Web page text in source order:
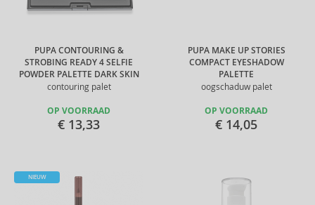
PUPA CONTOURING &
STROBING READY 4 SELFIE
POWDER PALETTE DARK SKIN
contouring palet
OP VOORRAAD
€ 13,33
PUPA MAKE UP STORIES
COMPACT EYESHADOW
PALETTE
oogschaduw palet
OP VOORRAAD
€ 14,05
NIEUW